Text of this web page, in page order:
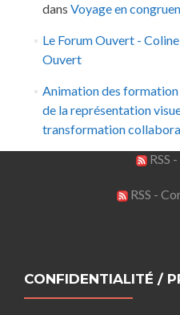
dans Voyage en
Le Forum Ouvert -
Ouvert
Animation des
de la représentation
transformation
RSS
RSS -
CONFIDENTIALITÉ /